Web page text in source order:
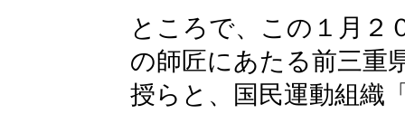
ところで、この１月２
の師匠にあたる前三重
授らと、国民運動組織